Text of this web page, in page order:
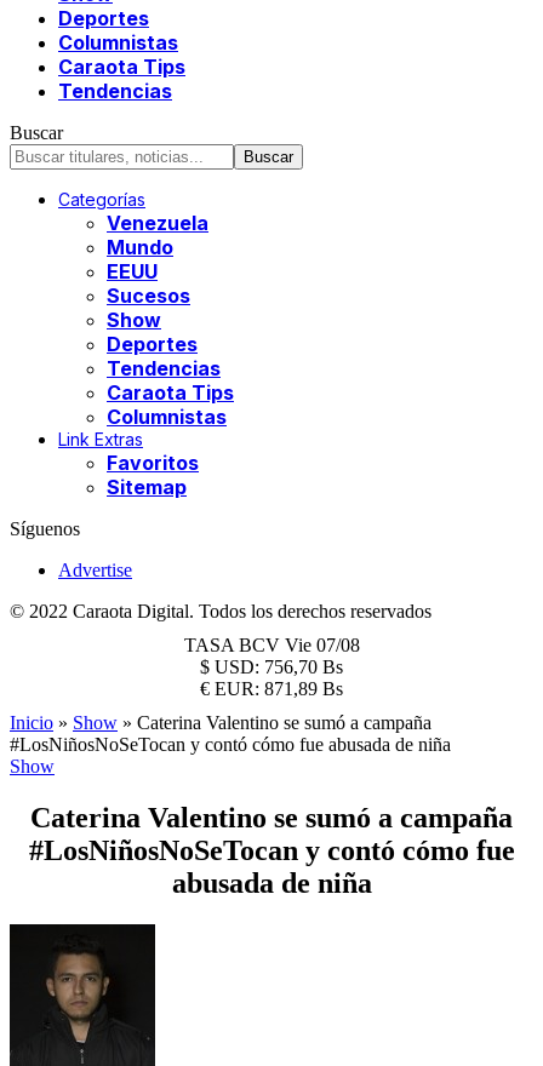
Deportes
Columnistas
Caraota Tips
Tendencias
Buscar
Categorías
Venezuela
Mundo
EEUU
Sucesos
Show
Deportes
Tendencias
Caraota Tips
Columnistas
Link Extras
Favoritos
Sitemap
Síguenos
Advertise
© 2022 Caraota Digital. Todos los derechos reservados
TASA BCV Vie 07/08
$ USD: 756,70 Bs
€ EUR: 871,89 Bs
Inicio » Show » Caterina Valentino se sumó a campaña
#LosNiñosNoSeTocan y contó cómo fue abusada de niña
Show
Caterina Valentino se sumó a campaña
#LosNiñosNoSeTocan y contó cómo fue
abusada de niña